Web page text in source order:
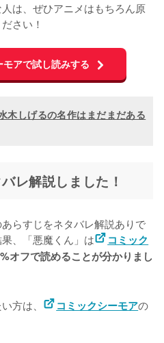
は、ぜひアニメはもちろん原
さい！
アで試し読みする
木しげるの名作はまだまだある
レ解説しました！
らすじをネタバレ解説ありで
、「悪魔くん」は
コミック
オフで読めることが分かりまし
方は、 コミックシーモアの